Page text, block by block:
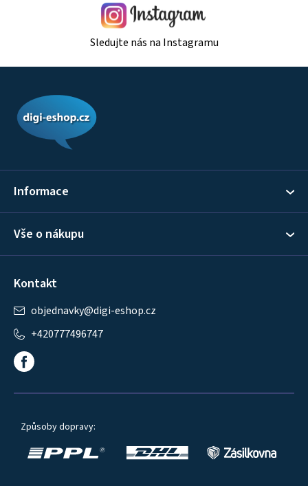
Sledujte nás na Instagramu
Informace
Vše o nákupu
Kontakt
objednavky@digi-eshop.cz
+420777496747
Způsoby dopravy: